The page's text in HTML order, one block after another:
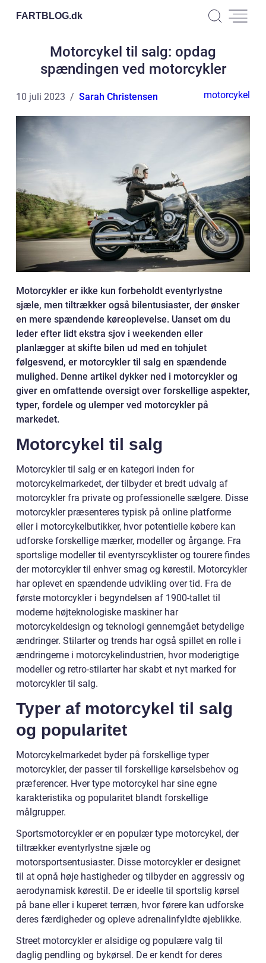
FARTBLOG.dk
Motorcykel til salg: opdag
spændingen ved motorcykler
10 juli 2023 Sarah Christensen motorcykel
Motorcykler er ikke kun forbeholdt eventyrlystne
sjæle, men tiltrækker også bilentusiaster, der ønsker
en mere spændende køreoplevelse. Uanset om du
leder efter lidt ekstra sjov i weekenden eller
planlægger at skifte bilen ud med en tohjulet
følgesvend, er motorcykler til salg en spændende
mulighed. Denne artikel dykker ned i motorcykler og
giver en omfattende oversigt over forskellige aspekter,
typer, fordele og ulemper ved motorcykler på
markedet.
Motorcykel til salg
Motorcykler til salg er en kategori inden for
motorcykelmarkedet, der tilbyder et bredt udvalg af
motorcykler fra private og professionelle sælgere. Disse
motorcykler præsenteres typisk på online platforme
eller i motorcykelbutikker, hvor potentielle købere kan
udforske forskellige mærker, modeller og årgange. Fra
sportslige modeller til eventyrscyklister og tourere findes
der motorcykler til enhver smag og kørestil. Motorcykler
har oplevet en spændende udvikling over tid. Fra de
første motorcykler i begyndelsen af 1900-tallet til
moderne højteknologiske maskiner har
motorcykeldesign og teknologi gennemgået betydelige
ændringer. Stilarter og trends har også spillet en rolle i
ændringerne i motorcykelindustrien, hvor moderigtige
modeller og retro-stilarter har skabt et nyt marked for
motorcykler til salg.
Typer af motorcykel til salg
og popularitet
Motorcykelmarkedet byder på forskellige typer
motorcykler, der passer til forskellige kørselsbehov og
præferencer. Hver type motorcykel har sine egne
karakteristika og popularitet blandt forskellige
målgrupper.
Sportsmotorcykler er en populær type motorcykel, der
tiltrækker eventyrlystne sjæle og
motorsportsentusiaster. Disse motorcykler er designet
til at opnå høje hastigheder og tilbyder en aggressiv og
aerodynamisk kørestil. De er ideelle til sportslig kørsel
på bane eller i kuperet terræn, hvor førere kan udforske
deres færdigheder og opleve adrenalinfyldte øjeblikke.
Street motorcykler er alsidige og populære valg til
daglig pendling og bykørsel. De er kendt for deres